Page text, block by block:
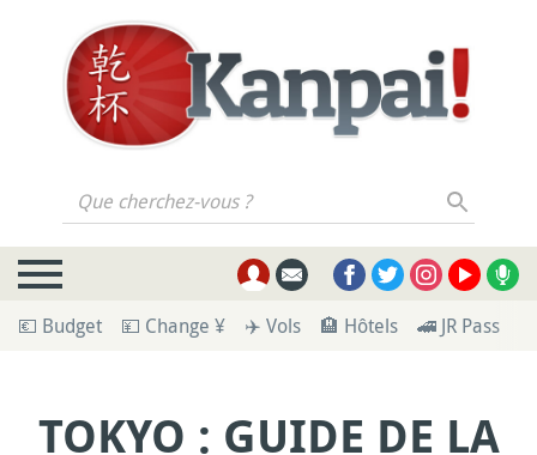
Que cherchez-vous ?
💶 Budget 💴 Change ¥ ✈️ Vols 🏨 Hôtels 🚄 JR Pass
TOKYO : GUIDE DE LA